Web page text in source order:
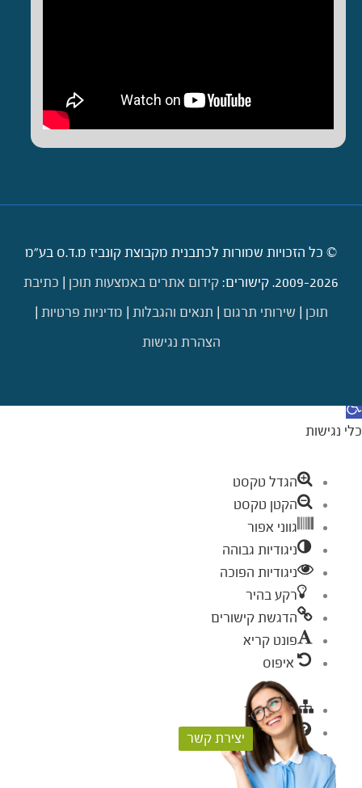
© כל הזכויות שמורות לכתבנית מקבוצת קונביז מ.ד.ס בע"מ
2009-2026. קישורים:
קידום אתרים באמצעות תוכן | כתיבת
תוכן | שירותי תרגום | תנאים והגבלות | מדיניות פרטיות |
הצהרת נגישות
יצירת קשר
פתח סרגל נגישות
כלי נגישות
הגדל טקסט
הקטן טקסט
גווני אפור
ניגודיות גבוהה
ניגודיות הפוכה
רקע בהיר
הדגשת קישורים
פונט קריא
איפוס
מפת אתר
עזרה
פידבק